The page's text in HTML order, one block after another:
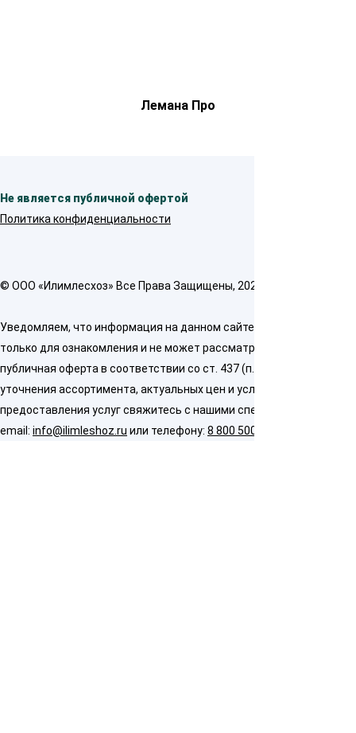
Лемана Про
Не является публичной офертой
Политика конфиденциальности
© OOO «Илимлесхоз» Все Права Защищены, 2026
Уведомляем, что информация на данном сайте предназначена
только для ознакомления и не может рассматриваться как
публичная оферта в соответствии со ст. 437 (п. 2) ГК РФ. Для
уточнения ассортимента, актуальных цен и условий
предоставления услуг свяжитесь с нашими специалистами по
email: info@ilimleshoz.ru или телефону: 8 800 500 5437